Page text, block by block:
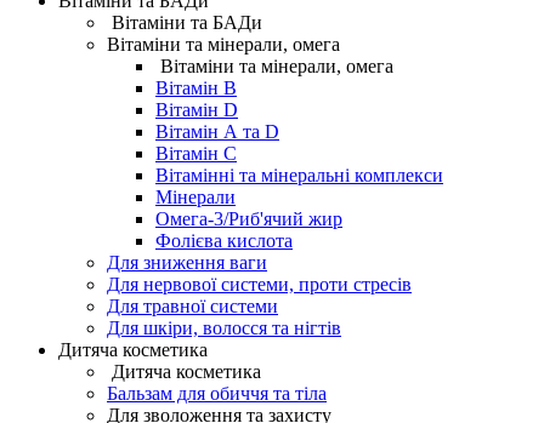
Вітаміни та БАДи
Вітаміни та мінерали, омега
Вітаміни та мінерали, омега
Вітамін B
Вітамін D
Вітамін А та D
Вітамін С
Вітамінні та мінеральні комплекси
Мінерали
Омега-3/Риб'ячий жир
Фолієва кислота
Для зниження ваги
Для нервової системи, проти стресів
Для травної системи
Для шкіри, волосся та нігтів
Дитяча косметика
Дитяча косметика
Бальзам для обиччя та тіла
Для зволоження та захисту